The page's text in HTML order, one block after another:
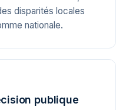
disparités locales
nationale.
publique